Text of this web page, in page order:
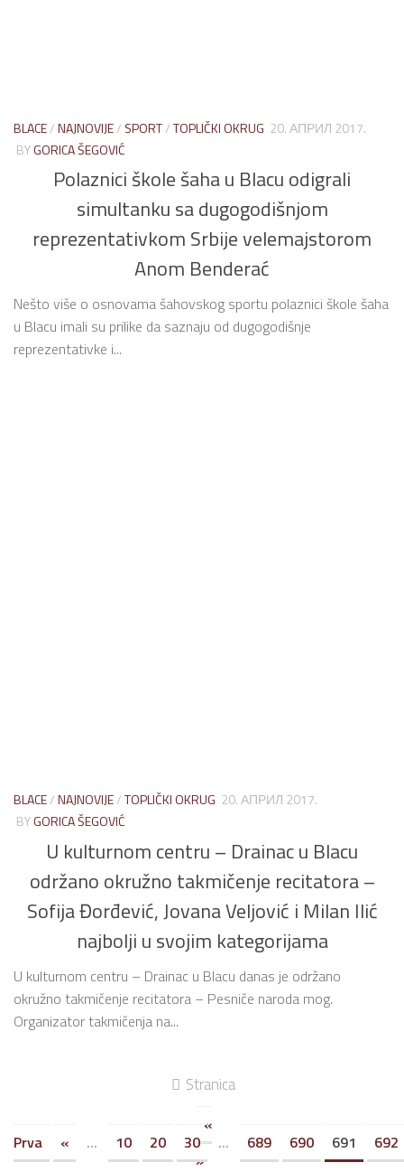
BLACE/NAJNOVIJE/ SPORT/TOPLIČKI OKRUG 20. АПРИЛ 2017.
BYGORICA ŠEGOVIĆ
Polaznici škole šaha u Blacu odigrali
simultanku sa dugogodišnjom
reprezentativkom Srbije velemajstorom
Anom Benderać
Nešto više o osnovama šahovskog sportu polaznici škole šaha
u Blacu imali su prilike da saznaju od dugogodišnje
reprezentativke i...
BLACE/NAJNOVIJE/TOPLIČKI OKRUG 20. АПРИЛ 2017.
BYGORICA ŠEGOVIĆ
U kulturnom centru – Drainac u Blacu
održano okružno takmičenje recitatora –
Sofija Đorđević, Jovana Veljović i Milan Ilić
najbolji u svojim kategorijama
U kulturnom centru – Drainac u Blacu danas je održano
okružno takmičenje recitatora – Pesniče naroda mog.
Organizator takmičenja na...
Stranica
«
Prva
« ... 10 20 30 ... 689 690 691
692
»